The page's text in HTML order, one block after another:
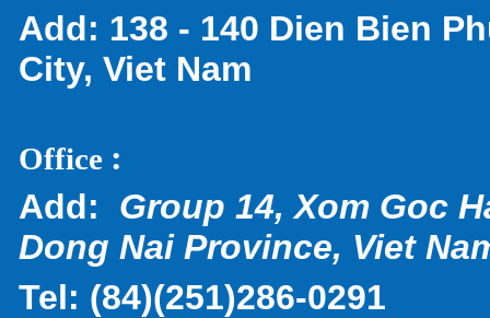
Add: 138 - 140 Dien Bien
City, Viet Nam
Office :
Add: Group 14, Xom Goc
Dong Nai Province, Viet
Tel: (84)(251)286-0291